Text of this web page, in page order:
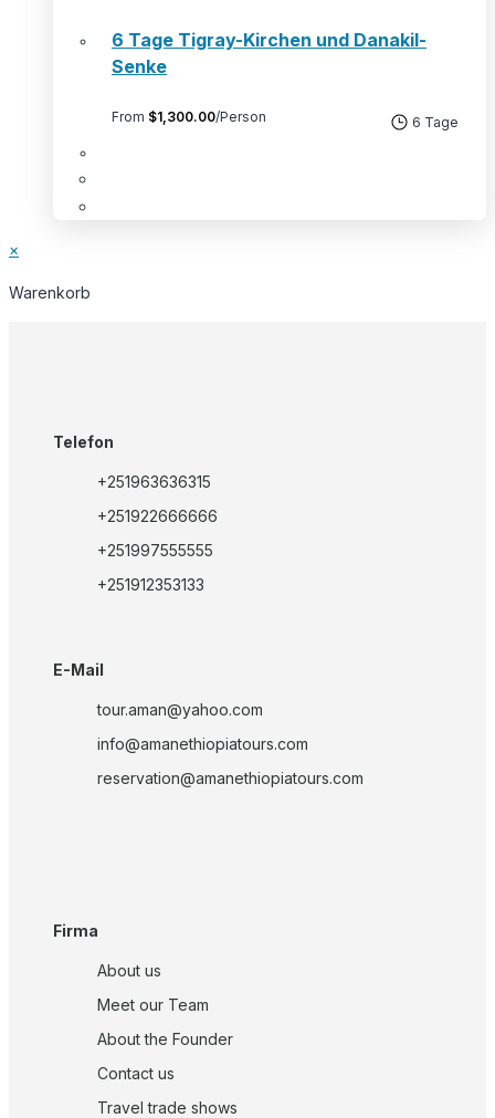
auf
6 Tage Tigray-Kirchen und Danakil-
Senke
From $1,300.00/Person 6 Tage
×
Warenkorb
Telefon
+251963636315
+251922666666
+251997555555
+251912353133
E-Mail
tour.aman@yahoo.com
info@amanethiopiatours.com
reservation@amanethiopiatours.com
Firma
About us
Meet our Team
About the Founder
Contact us
Travel trade shows